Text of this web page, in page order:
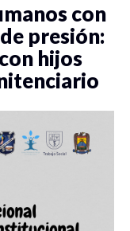
con
presión:
hijos